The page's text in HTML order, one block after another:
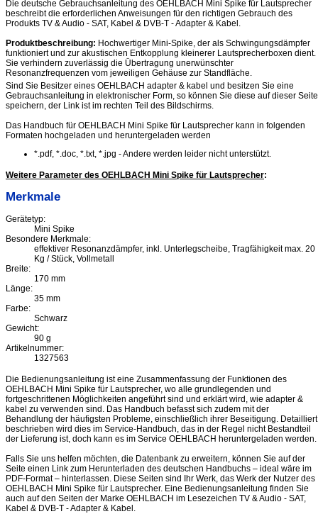
Die deutsche Gebrauchsanleitung des OEHLBACH Mini Spike für Lautsprecher
beschreibt die erforderlichen Anweisungen für den richtigen Gebrauch des
Produkts TV & Audio - SAT, Kabel & DVB-T - Adapter & Kabel.
Produktbeschreibung: Hochwertiger Mini-Spike, der als Schwingungsdämpfer
funktioniert und zur akustischen Entkopplung kleinerer Lautsprecherboxen dient.
Sie verhindern zuverlässig die Übertragung unerwünschter
Resonanzfrequenzen vom jeweiligen Gehäuse zur Standfläche.
Sind Sie Besitzer eines OEHLBACH adapter & kabel und besitzen Sie eine
Gebrauchsanleitung in elektronischer Form, so können Sie diese auf dieser Seite
speichern, der Link ist im rechten Teil des Bildschirms.
Das Handbuch für OEHLBACH Mini Spike für Lautsprecher kann in folgenden
Formaten hochgeladen und heruntergeladen werden
*.pdf, *.doc, *.txt, *.jpg - Andere werden leider nicht unterstützt.
Weitere Parameter des OEHLBACH Mini Spike für Lautsprecher:
Merkmale
Gerätetyp:
Mini Spike
Besondere Merkmale:
effektiver Resonanzdämpfer, inkl. Unterlegscheibe, Tragfähigkeit max. 20
Kg / Stück, Vollmetall
Breite:
170 mm
Länge:
35 mm
Farbe:
Schwarz
Gewicht:
90 g
Artikelnummer:
1327563
Die Bedienungsanleitung ist eine Zusammenfassung der Funktionen des
OEHLBACH Mini Spike für Lautsprecher, wo alle grundlegenden und
fortgeschrittenen Möglichkeiten angeführt sind und erklärt wird, wie adapter &
kabel zu verwenden sind. Das Handbuch befasst sich zudem mit der
Behandlung der häufigsten Probleme, einschließlich ihrer Beseitigung. Detailliert
beschrieben wird dies im Service-Handbuch, das in der Regel nicht Bestandteil
der Lieferung ist, doch kann es im Service OEHLBACH heruntergeladen werden.
Falls Sie uns helfen möchten, die Datenbank zu erweitern, können Sie auf der
Seite einen Link zum Herunterladen des deutschen Handbuchs – ideal wäre im
PDF-Format – hinterlassen. Diese Seiten sind Ihr Werk, das Werk der Nutzer des
OEHLBACH Mini Spike für Lautsprecher. Eine Bedienungsanleitung finden Sie
auch auf den Seiten der Marke OEHLBACH im Lesezeichen TV & Audio - SAT,
Kabel & DVB-T - Adapter & Kabel.